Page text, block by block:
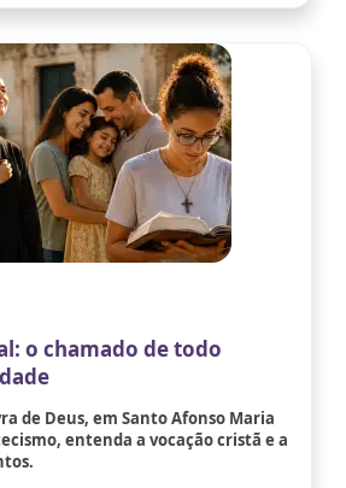
o chamado de todo
de Deus, em Santo Afonso Maria
entenda a vocação cristã e a